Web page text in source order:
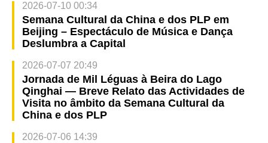
2026-07-10 00:34
Semana Cultural da China e dos PLP em
Beijing – Espectáculo de Música e Dança
Deslumbra a Capital
2026-07-07 20:49
Jornada de Mil Léguas à Beira do Lago
Qinghai — Breve Relato das Actividades de
Visita no âmbito da Semana Cultural da
China e dos PLP
2026-07-06 14:39